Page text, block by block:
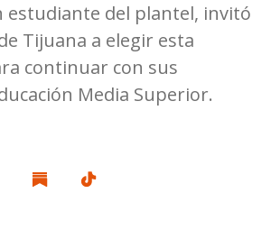
estudiante del plantel, invitó
Tijuana a elegir esta
continuar con sus
Media Superior.